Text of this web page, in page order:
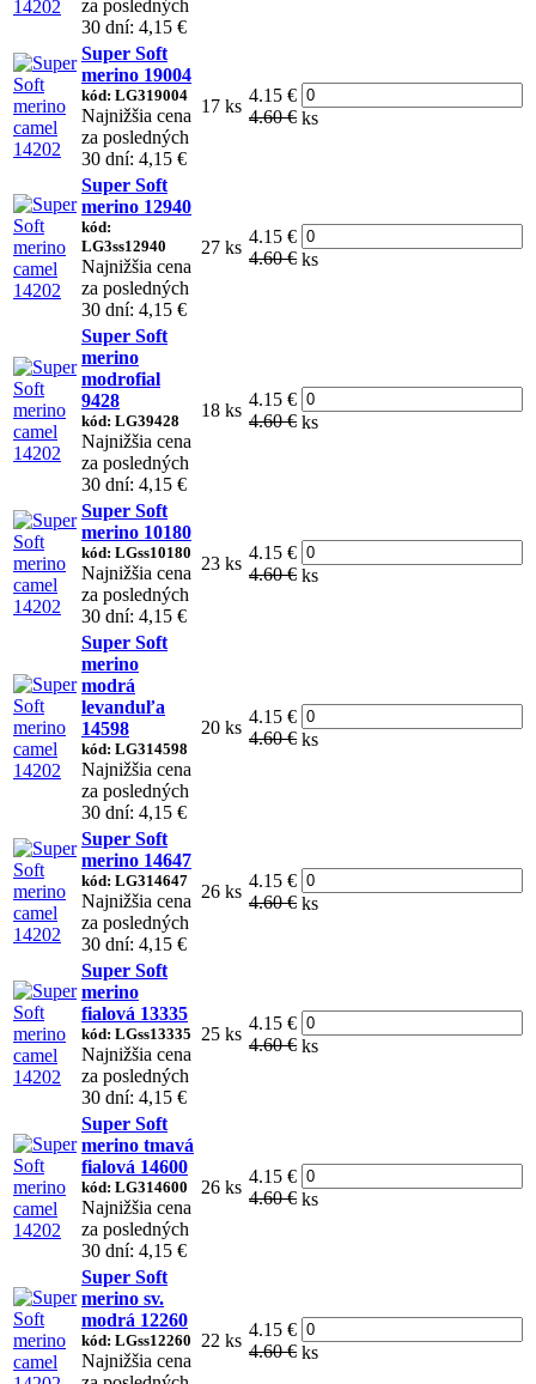
za posledných
30 dní: 4,15 €
Super Soft
merino 19004
kód: LG319004
Najnižšia cena
za posledných
30 dní: 4,15 €
17 ks
4.15 €
4.60 € ks
Super Soft
merino 12940
kód:
LG3ss12940
Najnižšia cena
za posledných
30 dní: 4,15 €
27 ks
4.15 €
4.60 € ks
Super Soft
merino
modrofial
9428
kód: LG39428
Najnižšia cena
za posledných
30 dní: 4,15 €
18 ks
4.15 €
4.60 € ks
Super Soft
merino 10180
kód: LGss10180
Najnižšia cena
za posledných
30 dní: 4,15 €
23 ks
4.15 €
4.60 € ks
Super Soft
merino
modrá
levanduľa
14598
kód: LG314598
Najnižšia cena
za posledných
30 dní: 4,15 €
20 ks
4.15 €
4.60 € ks
Super Soft
merino 14647
kód: LG314647
Najnižšia cena
za posledných
30 dní: 4,15 €
26 ks
4.15 €
4.60 € ks
Super Soft
merino
fialová 13335
kód: LGss13335
Najnižšia cena
za posledných
30 dní: 4,15 €
25 ks
4.15 €
4.60 € ks
Super Soft
merino tmavá
fialová 14600
kód: LG314600
Najnižšia cena
za posledných
30 dní: 4,15 €
26 ks
4.15 €
4.60 € ks
Super Soft
merino sv.
modrá 12260
kód: LGss12260
Najnižšia cena
22 ks
4.15 €
4.60 € ks